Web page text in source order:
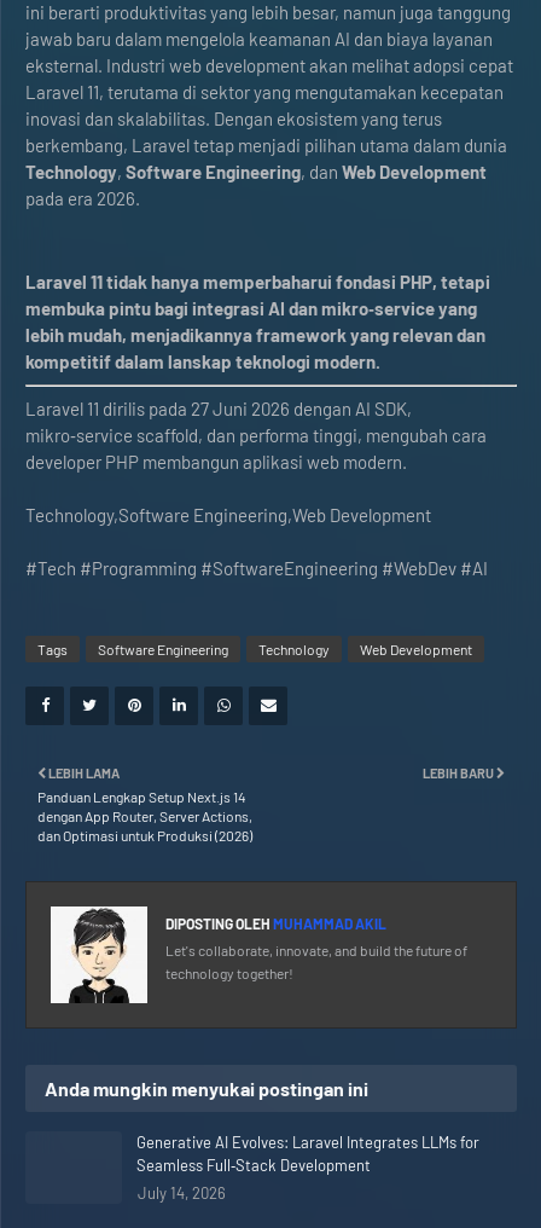
ini berarti produktivitas yang lebih besar, namun juga tanggung
jawab baru dalam mengelola keamanan AI dan biaya layanan
eksternal. Industri web development akan melihat adopsi cepat
Laravel 11, terutama di sektor yang mengutamakan kecepatan
inovasi dan skalabilitas. Dengan ekosistem yang terus
berkembang, Laravel tetap menjadi pilihan utama dalam dunia
Technology, Software Engineering, dan Web Development
pada era 2026.
Laravel 11 tidak hanya memperbaharui fondasi PHP, tetapi
membuka pintu bagi integrasi AI dan mikro‑service yang
lebih mudah, menjadikannya framework yang relevan dan
kompetitif dalam lanskap teknologi modern.
Laravel 11 dirilis pada 27 Juni 2026 dengan AI SDK,
mikro‑service scaffold, dan performa tinggi, mengubah cara
developer PHP membangun aplikasi web modern.
Technology,Software Engineering,Web Development
#Tech #Programming #SoftwareEngineering #WebDev #AI
Tags Software Engineering Technology Web Development
LEBIH BARU
LEBIH LAMA
Panduan Lengkap Setup Next.js 14
dengan App Router, Server Actions,
dan Optimasi untuk Produksi (2026)
DIPOSTING OLEH MUHAMMAD AKIL
Let's collaborate, innovate, and build the future of
technology together!
Anda mungkin menyukai postingan ini
Generative AI Evolves: Laravel Integrates LLMs for
Seamless Full‑Stack Development
July 14, 2026